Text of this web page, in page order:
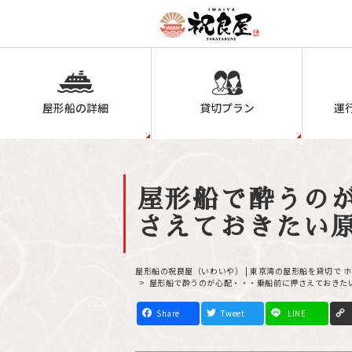
屋形船の詳細 貸切プラン 運
屋形船で酔うの
さえておきたい
屋形船の祝良屋（いわいや） | 東京湾の屋形船を貸切で
屋形船で酔うのが心配・・・乗船前に押さえておきた
F
a
T
w
L
i